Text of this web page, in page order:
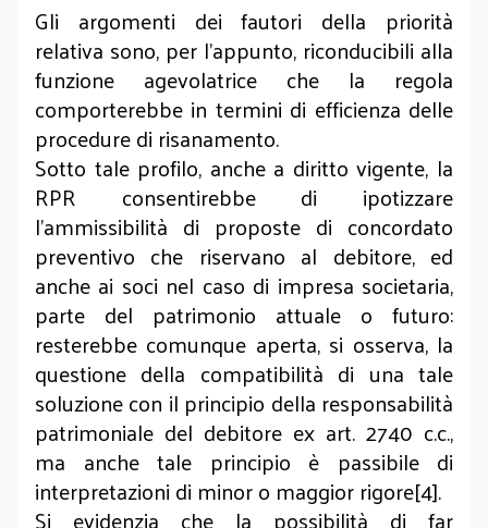
Gli argomenti dei fautori della priorità
relativa sono, per l’appunto, riconducibili alla
funzione agevolatrice che la regola
comporterebbe in termini di efficienza delle
procedure di risanamento.
Sotto tale profilo, anche a diritto vigente, la
RPR consentirebbe di ipotizzare
l’ammissibilità di proposte di concordato
preventivo che riservano al debitore, ed
anche ai soci nel caso di impresa societaria,
parte del patrimonio attuale o futuro:
resterebbe comunque aperta, si osserva, la
questione della compatibilità di una tale
soluzione con il principio della responsabilità
patrimoniale del debitore ex art. 2740 c.c.,
ma anche tale principio è passibile di
interpretazioni di minor o maggior rigore[4].